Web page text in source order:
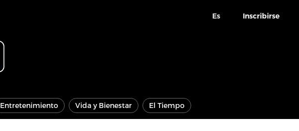
Es Inscribirse
Entretenimiento Vida y Bienestar El Tiempo